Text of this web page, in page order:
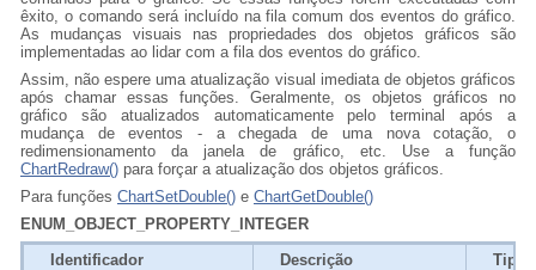
êxito, o comando será incluído na fila comum dos eventos do gráfico.
As mudanças visuais nas propriedades dos objetos gráficos são
implementadas ao lidar com a fila dos eventos do gráfico.
Assim, não espere uma atualização visual imediata de objetos gráficos
após chamar essas funções. Geralmente, os objetos gráficos no
gráfico são atualizados automaticamente pelo terminal após a
mudança de eventos - a chegada de uma nova cotação, o
redimensionamento da janela de gráfico, etc. Use a função
ChartRedraw() para forçar a atualização dos objetos gráficos.
Para funções ChartSetDouble() e ChartGetDouble()
ENUM_OBJECT_PROPERTY_INTEGER
Identificador
Descrição
Tipo